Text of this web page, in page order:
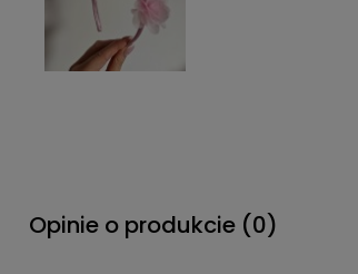
Opinie o produkcie (0)